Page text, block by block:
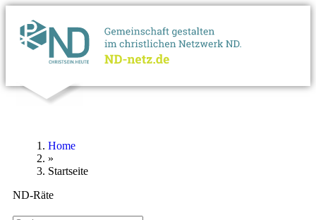
Home
»
Startseite
ND-Räte